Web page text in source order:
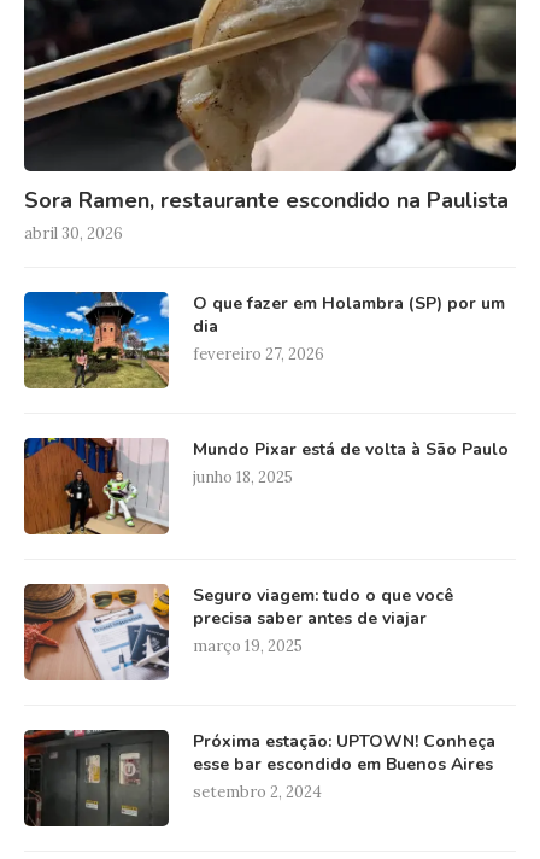
Sora Ramen, restaurante escondido na Paulista
abril 30, 2026
O que fazer em Holambra (SP) por um
dia
fevereiro 27, 2026
Mundo Pixar está de volta à São Paulo
junho 18, 2025
Seguro viagem: tudo o que você
precisa saber antes de viajar
março 19, 2025
Próxima estação: UPTOWN! Conheça
esse bar escondido em Buenos Aires
setembro 2, 2024